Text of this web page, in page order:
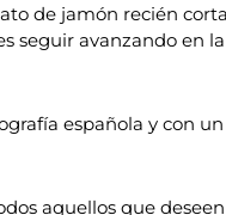
de jamón recién
seguir avanzando en
española y con
aquellos que